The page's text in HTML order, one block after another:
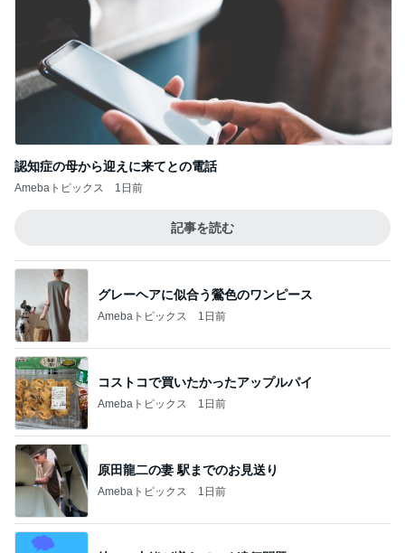
認知症の母から迎えに来てとの電話
Amebaトピックス 1日前
記事を読む
グレーヘアに似合う鶯色のワンピース
Amebaトピックス 1日前
コストコで買いたかったアップルパイ
Amebaトピックス 1日前
原田龍二の妻 駅までのお見送り
Amebaトピックス 1日前